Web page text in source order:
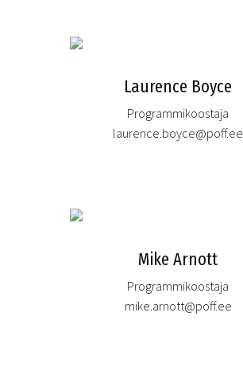
Laurence Boyce
Programmikoostaja
laurence.boyce@poff.ee
Mike Arnott
Programmikoostaja
mike.arnott@poff.ee